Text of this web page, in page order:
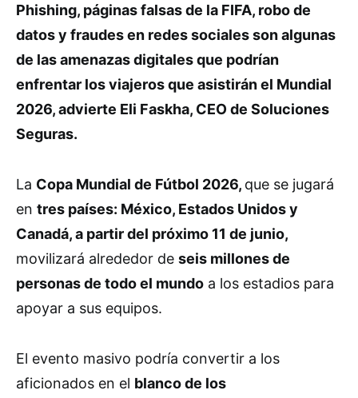
Phishing, páginas falsas de la FIFA, robo de
datos y fraudes en redes sociales son algunas
de las amenazas digitales que podrían
enfrentar los viajeros que asistirán el Mundial
2026, advierte Eli Faskha, CEO de Soluciones
Seguras.
La Copa Mundial de Fútbol 2026, que se jugará
en tres países: México, Estados Unidos y
Canadá, a partir del próximo 11 de junio,
movilizará alrededor de seis millones de
personas de todo el mundo a los estadios para
apoyar a sus equipos.
El evento masivo podría convertir a los
aficionados en el blanco de los